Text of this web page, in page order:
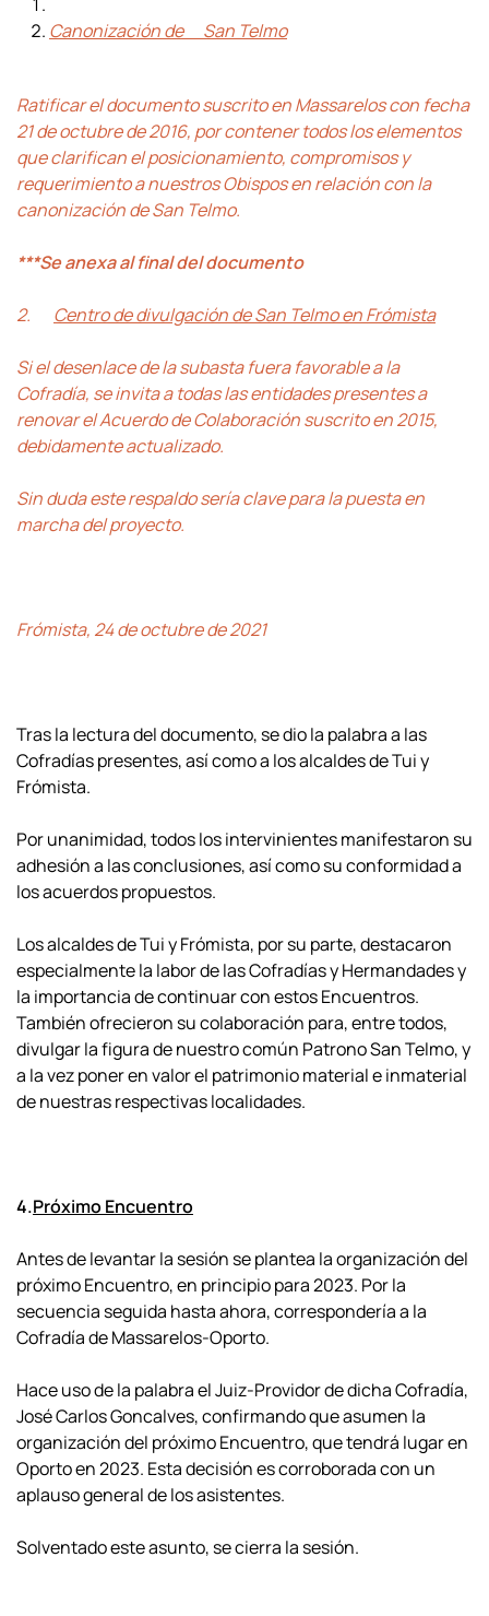
Canonización de San Telmo
Ratificar el documento suscrito en Massarelos con fecha
21 de octubre de 2016, por contener todos los elementos
que clarifican el posicionamiento, compromisos y
requerimiento a nuestros Obispos en relación con la
canonización de San Telmo.
***Se anexa al final del documento
2. Centro de divulgación de San Telmo en Frómista
Si el desenlace de la subasta fuera favorable a la
Cofradía, se invita a todas las entidades presentes a
renovar el Acuerdo de Colaboración suscrito en 2015,
debidamente actualizado.
Sin duda este respaldo sería clave para la puesta en
marcha del proyecto.
Frómista, 24 de octubre de 2021
Tras la lectura del documento, se dio la palabra a las
Cofradías presentes, así como a los alcaldes de Tui y
Frómista.
Por unanimidad, todos los intervinientes manifestaron su
adhesión a las conclusiones, así como su conformidad a
los acuerdos propuestos.
Los alcaldes de Tui y Frómista, por su parte, destacaron
especialmente la labor de las Cofradías y Hermandades y
la importancia de continuar con estos Encuentros.
También ofrecieron su colaboración para, entre todos,
divulgar la figura de nuestro común Patrono San Telmo, y
a la vez poner en valor el patrimonio material e inmaterial
de nuestras respectivas localidades.
4.Próximo Encuentro
Antes de levantar la sesión se plantea la organización del
próximo Encuentro, en principio para 2023. Por la
secuencia seguida hasta ahora, correspondería a la
Cofradía de Massarelos-Oporto.
Hace uso de la palabra el Juiz-Providor de dicha Cofradía,
José Carlos Goncalves, confirmando que asumen la
organización del próximo Encuentro, que tendrá lugar en
Oporto en 2023. Esta decisión es corroborada con un
aplauso general de los asistentes.
Solventado este asunto, se cierra la sesión.